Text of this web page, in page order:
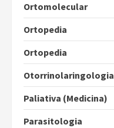
Ortomolecular
Ortopedia
Ortopedia
Otorrinolaringologia
Paliativa (Medicina)
Parasitologia